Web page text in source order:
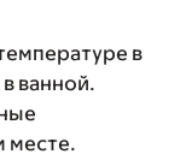
в
ванной.
месте.